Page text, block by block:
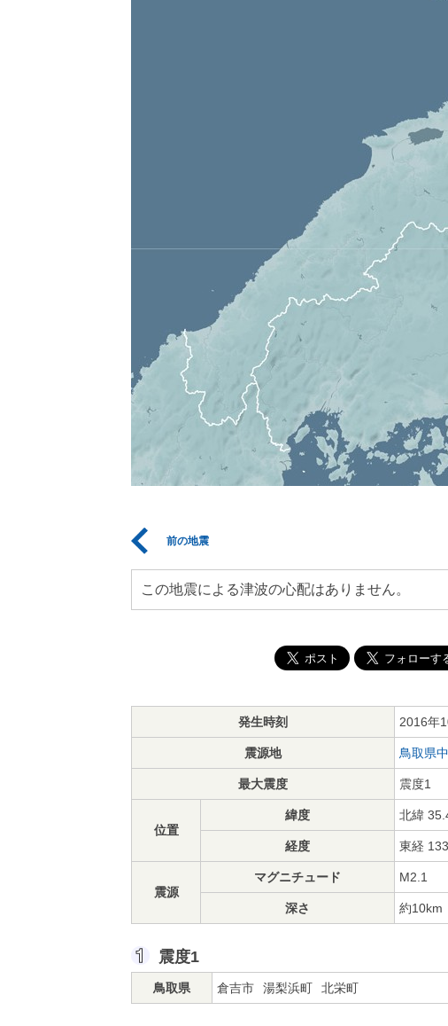
前の地震
この地震による津波の心配はありません。
発生時刻 2016年
震源地 鳥取県
最大震度 震度1
位置
緯度 北緯
経度 東経
震源
マグニチュード M2.1
深さ 約10km
震度1
鳥取県 倉吉市 湯梨浜町 北栄町